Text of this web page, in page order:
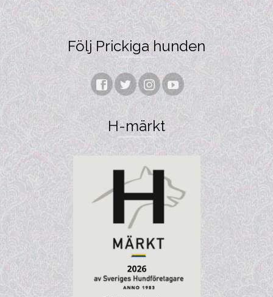
Följ Prickiga hunden
H-märkt